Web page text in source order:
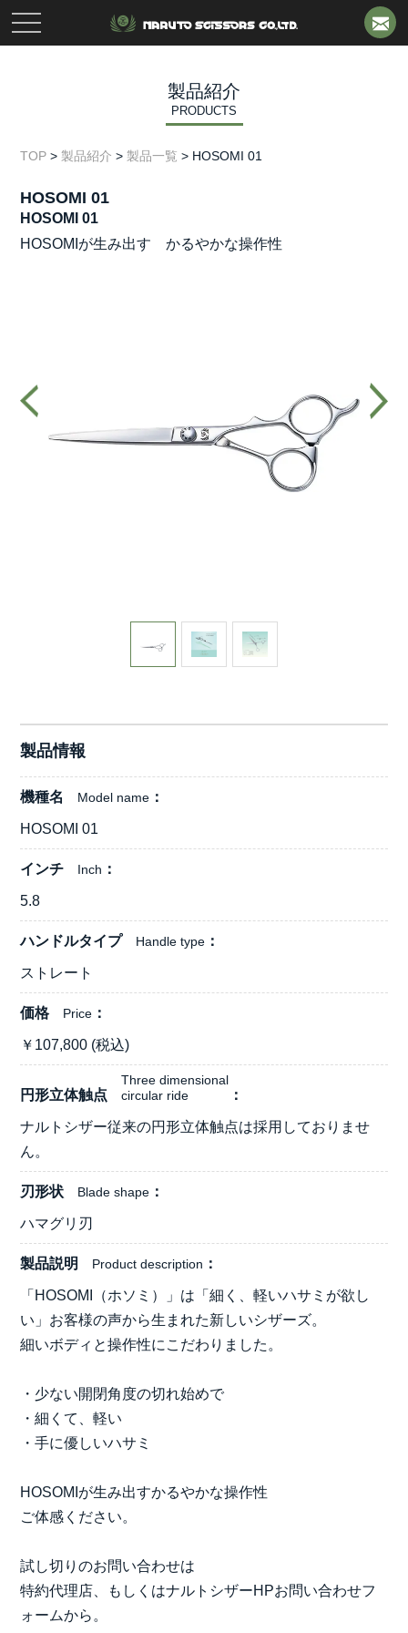
toggle
navigation
製品紹介
PRODUCTS
TOP >製品紹介 >製品一覧 > HOSOMI 01
HOSOMI 01
HOSOMI 01
HOSOMIが生み出す かるやかな操作性
製品情報
機種名 Model name
HOSOMI 01
インチ Inch
5.8
ハンドルタイプ Handle type
ストレート
価格 Price
￥ 107,800 (税込)
円形立体触点
Three dimensional
circular ride
ナルトシザー従来の円形立体触点は採用しておりませ
ん。
刃形状 Blade shape
ハマグリ刃
製品説明 Product description
「HOSOMI（ホソミ）」は「細く、軽いハサミが欲し
い」お客様の声から生まれた新しいシザーズ。
細いボディと操作性にこだわりました。
・少ない開閉角度の切れ始めで
・細くて、軽い
・手に優しいハサミ
HOSOMIが生み出すかるやかな操作性
ご体感ください。
試し切りのお問い合わせは
特約代理店、もしくはナルトシザーHPお問い合わせフ
ォームから。